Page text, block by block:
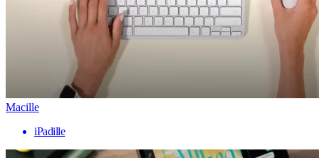
Macille
iPadille